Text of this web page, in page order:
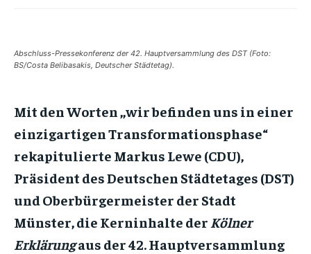
Abschluss-Pressekonferenz der 42. Hauptversammlung des DST (Foto:
BS/Costa Belibasakis, Deutscher Städtetag).
Mit den Worten ,,wir befinden uns in einer
einzigartigen Transformationsphase“
rekapitulierte Markus Lewe (CDU),
Präsident des Deutschen Städtetages (DST)
und Oberbürgermeister der Stadt
Münster, die Kerninhalte der Kölner
Erklärungaus der 42. Hauptversammlung